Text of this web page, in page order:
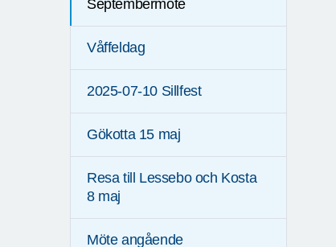
Septembermöte
Våffeldag
2025-07-10 Sillfest
Gökotta 15 maj
Resa till Lessebo och Kosta
8 maj
Möte angående